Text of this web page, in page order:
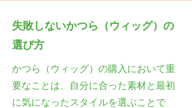
失敗しないかつら（ウィッグ）の
選び方
かつら（ウィッグ）の購入において重
要なことは、自分に合った素材と最初
に気になったスタイルを選ぶことで